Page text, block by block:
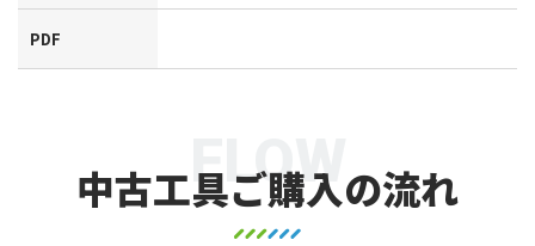
PDF
中古工具ご購入の流れ
FLOW